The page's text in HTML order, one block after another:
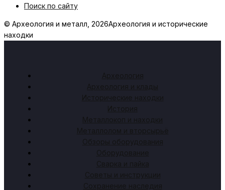
Поиск по сайту
© Археология и металл, 2026Археология и исторические
находки
Археология
Археология и клады
Исторические находки
История
Металлокоп и находки
Металлолом и вторсырьё
Обзоры оборудования
Оборудование
Сварка и пайка
Советы и инструкции
Сохранение наследия